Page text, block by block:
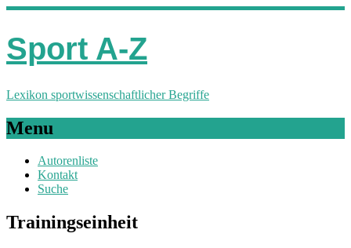
Sport A-Z
Lexikon sportwissenschaftlicher Begriffe
Menu
Autorenliste
Kontakt
Suche
Trainingseinheit